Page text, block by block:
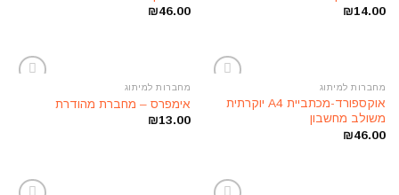
₪14.00
₪46.00
לרשימת
מחברות למיתוג
אוקספורד-מכתביית A4 יוקרתית
משולב מחשבון
₪46.00
מחברות למיתוג
אימפרס – מחברת מהודרת
₪13.00